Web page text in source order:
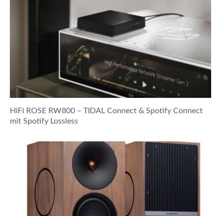
HiFi ROSE RW800 – TIDAL Connect & Spotify Connect
mit Spotify Lossless